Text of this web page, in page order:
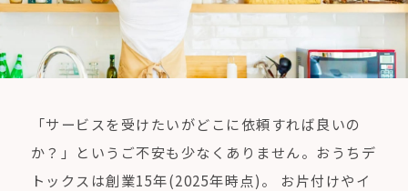
「サービスを受けたいがどこに依頼すれば良いの
か？」というご不安も少なくありません。おうちデ
トックスは創業15年(2025年時点)。 お片付けやイ